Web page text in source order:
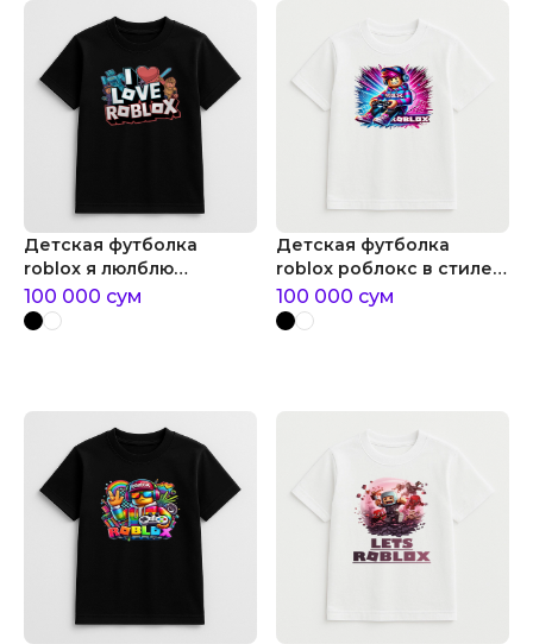
Детская футболка
roblox я люлблю
роблокс
100 000 сум
Детская футболка
roblox роблокс в стиле
неон геймера
100 000 сум